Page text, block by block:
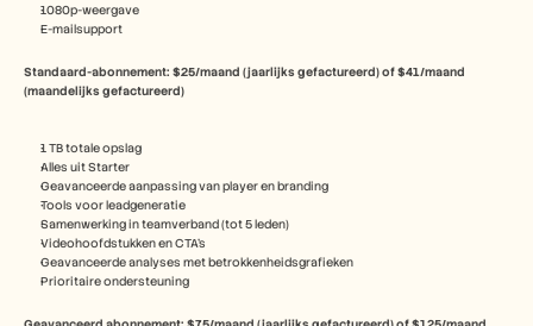
1080p-weergave
E-mailsupport
Standaard-abonnement: $25/maand (jaarlijks gefactureerd) of $41/maand
(maandelijks gefactureerd)
1 TB totale opslag
Alles uit Starter
Geavanceerde aanpassing van player en branding
Tools voor leadgeneratie
Samenwerking in teamverband (tot 5 leden)
Videohoofdstukken en CTA's
Geavanceerde analyses met betrokkenheidsgrafieken
Prioritaire ondersteuning